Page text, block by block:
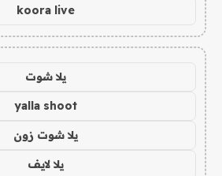
koora live
يلا شوت
yalla shoot
يلا شوت زون
يلا لايف